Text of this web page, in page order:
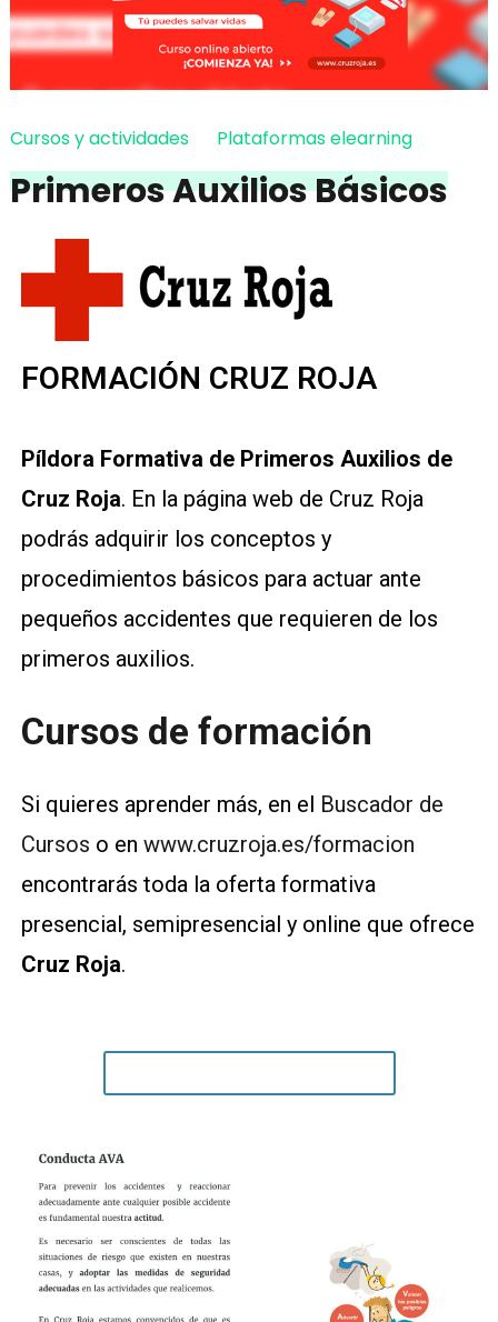
Cursos y actividades Plataformas elearning
Primeros Auxilios Básicos
FORMACIÓN CRUZ ROJA
Píldora Formativa de Primeros Auxilios de
Cruz Roja. En la página web de Cruz Roja
podrás adquirir los conceptos y
procedimientos básicos para actuar ante
pequeños accidentes que requieren de los
primeros auxilios.
Cursos de formación
Si quieres aprender más, en el Buscador de
Cursos o en www.cruzroja.es/formacion
encontrarás toda la oferta formativa
presencial, semipresencial y online que ofrece
Cruz Roja.